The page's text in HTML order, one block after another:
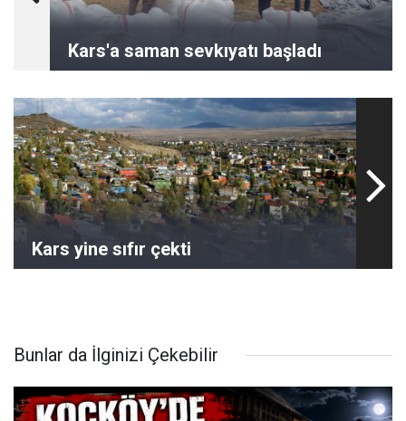
Kars'a saman sevkıyatı başladı
Kars yine sıfır çekti
Bunlar da İlginizi Çekebilir